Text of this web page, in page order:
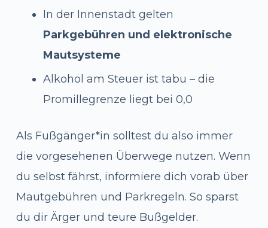
In der Innenstadt gelten
Parkgebühren und elektronische
Mautsysteme
Alkohol am Steuer ist tabu – die
Promillegrenze liegt bei 0,0
Als Fußgänger*in solltest du also immer
die vorgesehenen Überwege nutzen. Wenn
du selbst fährst, informiere dich vorab über
Mautgebühren und Parkregeln. So sparst
du dir Ärger und teure Bußgelder.